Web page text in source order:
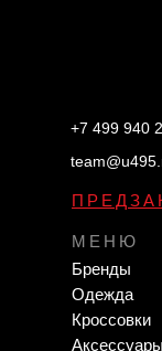
МЕНЮ
Бренды
Одежда
Кроссовки
Аксессуары
+7 499 940